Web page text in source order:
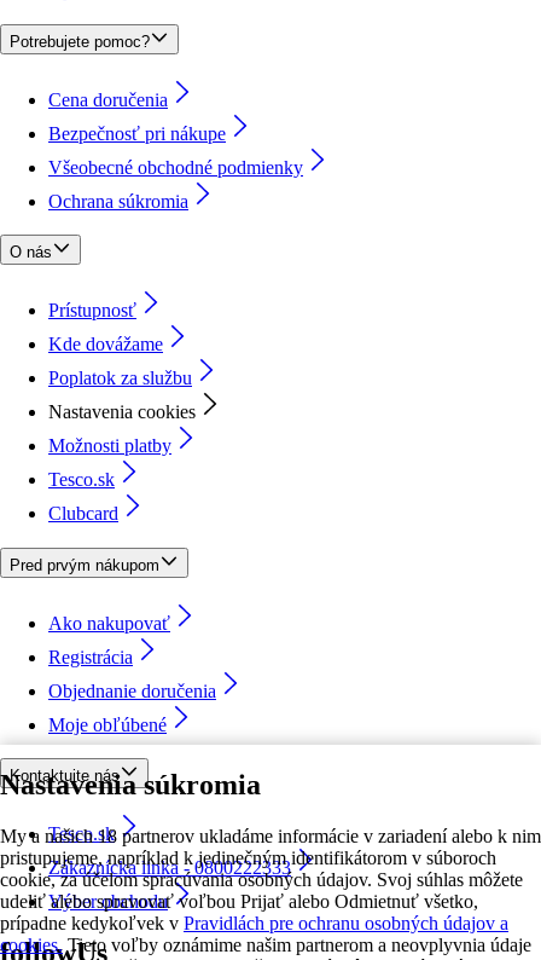
Nastavenia súkromia
My a našich 18 partnerov ukladáme informácie v zariadení alebo k nim
pristupujeme, napríklad k jedinečným identifikátorom v súboroch
cookie, za účelom spracúvania osobných údajov. Svoj súhlas môžete
udeliť alebo spravovať voľbou Prijať alebo Odmietnuť všetko,
prípadne kedykoľvek v Pravidlách pre ochranu osobných údajov a
cookies. Tieto voľby oznámime našim partnerom a neovplyvnia údaje
Potrebujete pomoc?
Cena doručenia
Bezpečnosť pri nákupe
Všeobecné obchodné podmienky
Ochrana súkromia
O nás
Prístupnosť
Kde dovážame
Poplatok za službu
Nastavenia cookies
Možnosti platby
Tesco.sk
Clubcard
Pred prvým nákupom
Ako nakupovať
Registrácia
Objednanie doručenia
Moje obľúbené
Kontaktujte nás
Tesco.sk
Zákaznícka linka - 0800222333
Výber obchodu
followUs